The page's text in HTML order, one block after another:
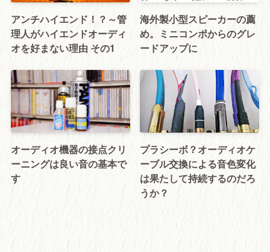
アンチハイエンド！？～管
理人がハイエンドオーディ
オを好まない理由 その1
海外製小型スピーカーの薦
め。ミニコンポからのグレ
ードアップに
オーディオ機器の接点クリ
ーニングは良い音の基本で
す
プラシーボ？オーディオケ
ーブル交換による音色変化
は果たして持続するのだろ
うか？